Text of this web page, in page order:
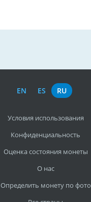
EN ES RU
Условия использования
Конфиденциальность
Оценка состояния монеты
О нас
Определить монету по фото